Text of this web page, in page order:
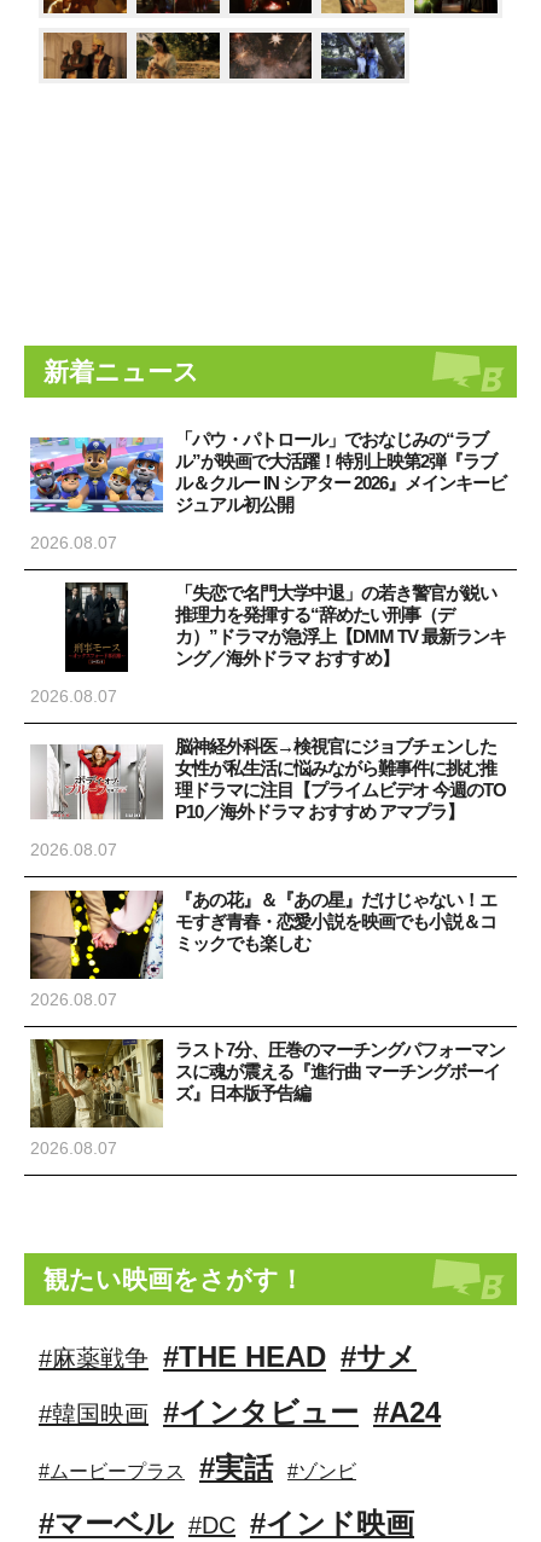
新着ニュース
「パウ・パトロール」でおなじみの“ラブ
ル”が映画で大活躍！特別上映第2弾『ラブ
ル＆クルー IN シアター 2026』メインキービ
ジュアル初公開
2026.08.07
「失恋で名門大学中退」の若き警官が鋭い
推理力を発揮する“辞めたい刑事（デ
カ）”ドラマが急浮上【DMM TV 最新ランキ
ング／海外ドラマ おすすめ】
2026.08.07
脳神経外科医→検視官にジョブチェンした
女性が私生活に悩みながら難事件に挑む推
理ドラマに注目【プライムビデオ 今週のTO
P10／海外ドラマ おすすめ アマプラ】
2026.08.07
『あの花』＆『あの星』だけじゃない！エ
モすぎ青春・恋愛小説を映画でも小説＆コ
ミックでも楽しむ
2026.08.07
ラスト7分、圧巻のマーチングパフォーマン
スに魂が震える『進行曲 マーチングボーイ
ズ』日本版予告編
2026.08.07
観たい映画をさがす！
#麻薬戦争 #THE HEAD #サメ
#韓国映画 #インタビュー #A24
#ムービープラス #実話 #ゾンビ
#マーベル #DC #インド映画